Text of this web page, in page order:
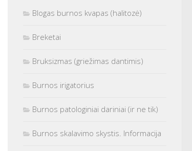
Blogas burnos kvapas (halitozė)
Breketai
Bruksizmas (griežimas dantimis)
Burnos irigatorius
Burnos patologiniai dariniai (ir ne tik)
Burnos skalavimo skystis. Informacija